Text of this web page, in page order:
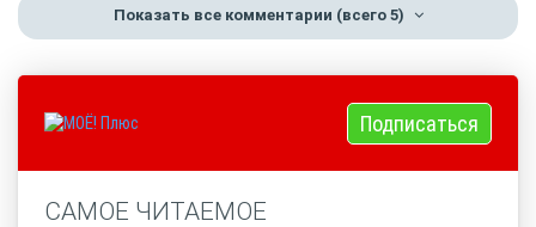
Показать все комментарии (всего 5)
Подписаться
САМОЕ ЧИТАЕМОЕ